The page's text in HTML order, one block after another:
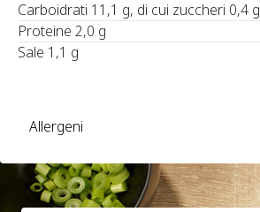
Carboidrati 11,1 g, di cui zuccheri 0,4 g
Proteine 2,0 g
Sale 1,1 g
Allergeni